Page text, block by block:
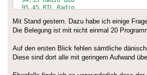
  95,45	RTL Radio			RTL_____
  97,50	Deutschlandfunk	DLF_____
  98,50	N-Joy Radio		_N-JOY__
100,30	Danmarks Radio 4	DRP4_SYD
100,70	Danmarks Radio 3	DR_P3___
103,65	Radio 24-7			24syv___
Mit Stand gestern. Dazu habe ich einige
Die Belegung ist mit nicht einmal 20
Auf den ersten Blick fehlen sämtliche
Diese sind dort alle mit geringem Aufwand